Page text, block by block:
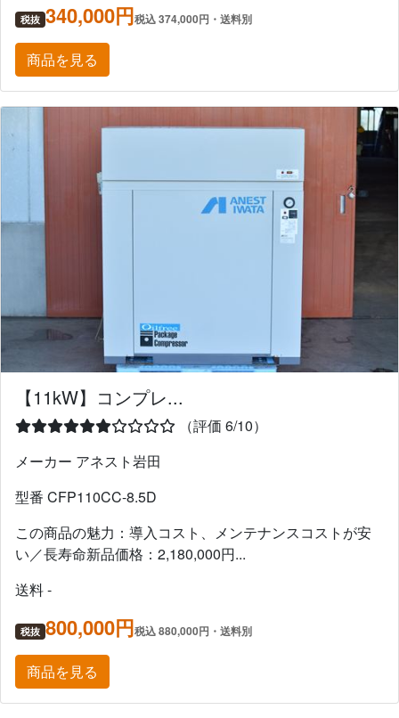
税抜 340,000円税込 374,000円・送料別
商品を見る
【11kW】コンプレ...
（評価 6/10）
メーカー アネスト岩田
型番 CFP110CC-8.5D
この商品の魅力：導入コスト、メンテナンスコストが安
い／長寿命新品価格：2,180,000円...
送料 -
税抜 800,000円税込 880,000円・送料別
商品を見る